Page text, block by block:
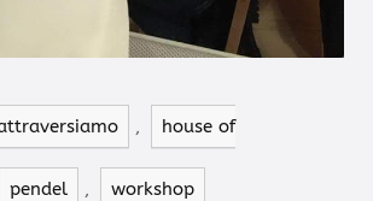
, house of
pendel , workshop